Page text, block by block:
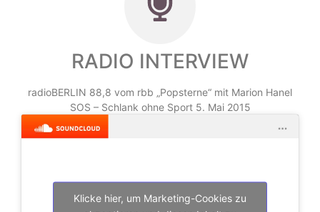
RADIO INTERVIEW
radioBERLIN 88,8 vom rbb „Popsterne“ mit Marion Hanel
SOS – Schlank ohne Sport 5. Mai 2015
Klicke hier, um Marketing-Cookies zu